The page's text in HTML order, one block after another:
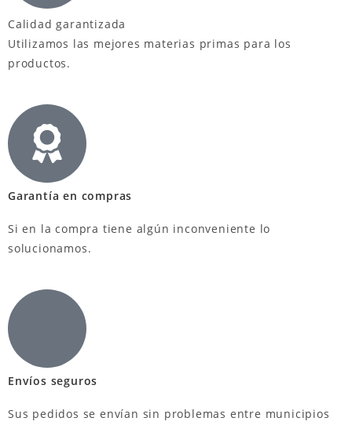
Calidad garantizada
Utilizamos las mejores materias primas para los
productos.
Garantía en compras
Si en la compra tiene algún inconveniente lo
solucionamos.
Envíos seguros
Sus pedidos se envían sin problemas entre municipios